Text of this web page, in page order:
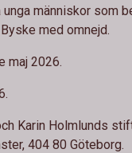
människor som
med omnejd.
maj 2026.
Karin Holmlunds
404 80 Göteborg.